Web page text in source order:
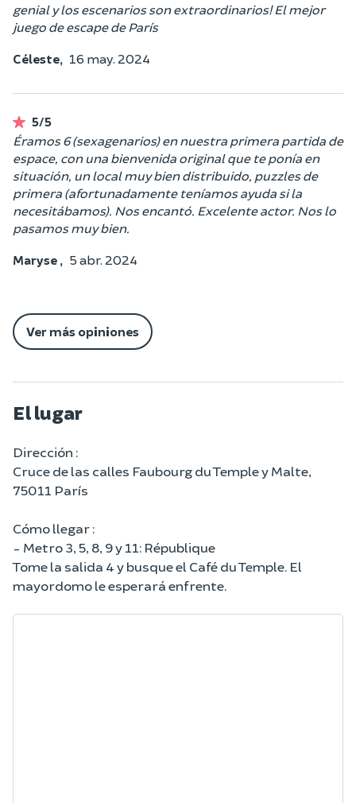
genial y los escenarios son extraordinarios! El mejor
juego de escape de París
Céleste, 16 may. 2024
5/5
Éramos 6 (sexagenarios) en nuestra primera partida de
espace, con una bienvenida original que te ponía en
situación, un local muy bien distribuido, puzzles de
primera (afortunadamente teníamos ayuda si la
necesitábamos). Nos encantó. Excelente actor. Nos lo
pasamos muy bien.
Maryse , 5 abr. 2024
Ver más opiniones
El lugar
Dirección :
Cruce de las calles Faubourg du Temple y Malte,
75011 París
Cómo llegar :
- Metro 3, 5, 8, 9 y 11: République
Tome la salida 4 y busque el Café du Temple. El
mayordomo le esperará enfrente.